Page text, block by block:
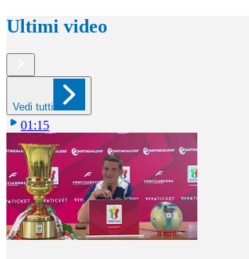
Ultimi video
Vedi tutti
01:15